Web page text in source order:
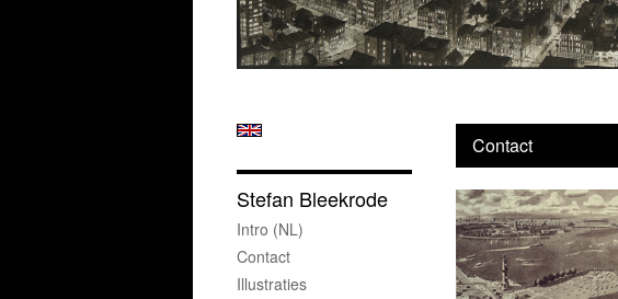
Contact
Stefan Bleekrode
Intro (NL)
Contact
Illustraties